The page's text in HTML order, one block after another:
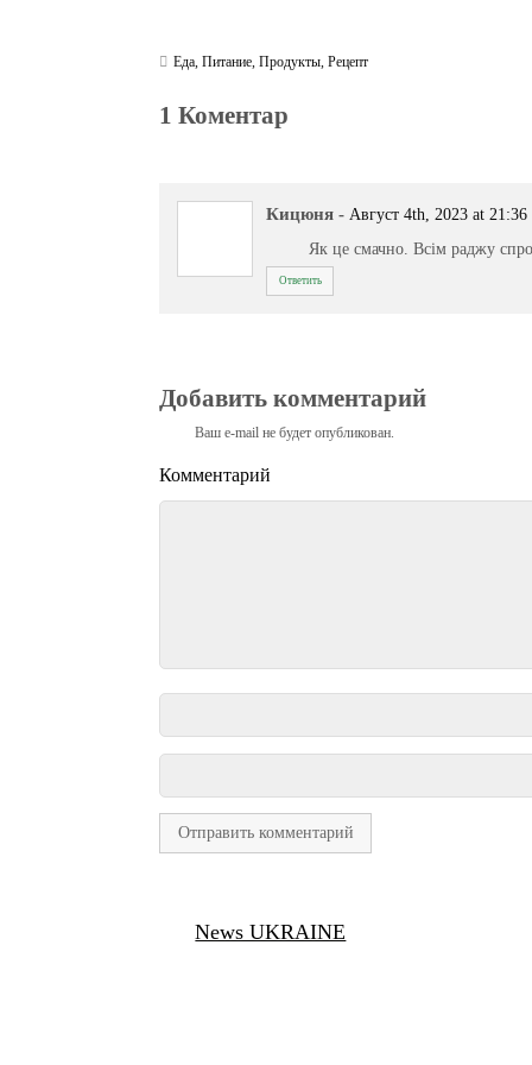
Еда,Питание,Продукты,Рецепт
1 Коментар
Кицюня - Август 4th, 2023 at 21:36
Як це смачно. Всім раджу
Ответить
Добавить комментарий
Ваш e-mail не будет опубликован.
Комментарий
News UKRAINE